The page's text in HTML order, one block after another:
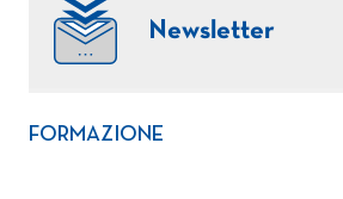
Newsletter
FORMAZIONE